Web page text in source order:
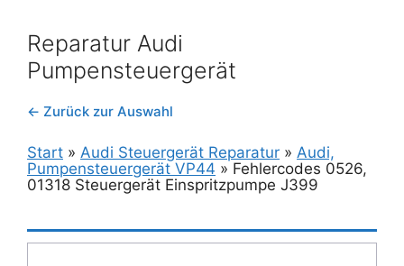
Reparatur Audi
Pumpensteuergerät
← Zurück zur Auswahl
Start » Audi Steuergerät Reparatur » Audi,
Pumpensteuergerät VP44 » Fehlercodes 0526,
01318 Steuergerät Einspritzpumpe J399